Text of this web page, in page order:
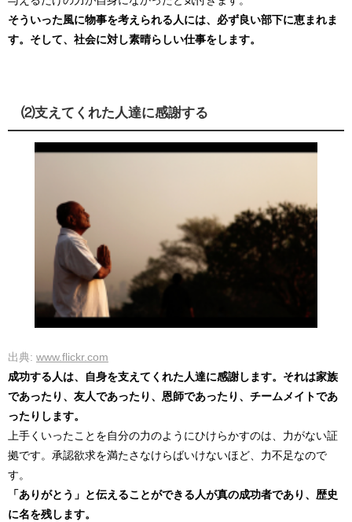
そういった風に物事を考えられる人には、必ず良い部下に恵まれま
す。そして、社会に対し素晴らしい仕事をします。
⑵支えてくれた人達に感謝する
出典: www.flickr.com
成功する人は、自身を支えてくれた人達に感謝します。それは家族
であったり、友人であったり、恩師であったり、チームメイトであ
ったりします。
上手くいったことを自分の力のようにひけらかすのは、力がない証
拠です。承認欲求を満たさなけらばいけないほど、力不足なので
す。
「ありがとう」と伝えることができる人が真の成功者であり、歴史
に名を残します。